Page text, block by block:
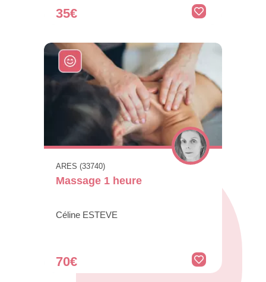
35€
ARES (33740)
Massage 1 heure
Céline ESTEVE
70€